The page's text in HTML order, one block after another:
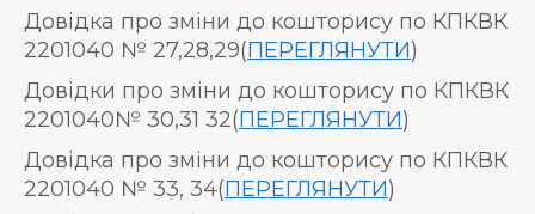
Довідка про зміни до кошторису по КПКВК
2201040 № 27,28,29(ПЕРЕГЛЯНУТИ)
Довідки про зміни до кошторису по КПКВК
2201040№ 30,31 32(ПЕРЕГЛЯНУТИ)
Довідка про зміни до кошторису по КПКВК
2201040 № 33, 34(ПЕРЕГЛЯНУТИ)